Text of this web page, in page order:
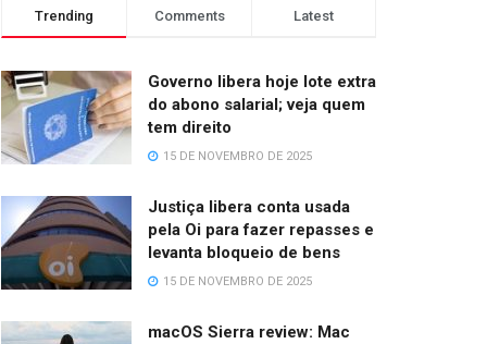
Trending Comments Latest
Governo libera hoje lote extra
do abono salarial; veja quem
tem direito
15 DE NOVEMBRO DE 2025
Justiça libera conta usada
pela Oi para fazer repasses e
levanta bloqueio de bens
15 DE NOVEMBRO DE 2025
macOS Sierra review: Mac